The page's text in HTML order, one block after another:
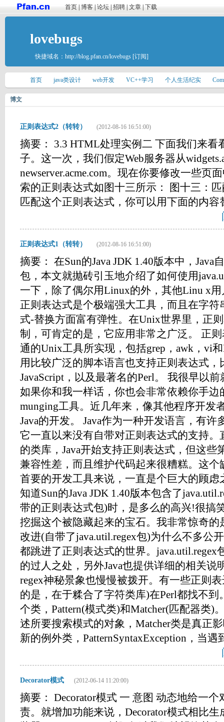
首页 博客 论坛 招聘 文章 下载
lovebugs
快捷域名： http://blog.pfan.cn/lovebugs [订阅]
首页 java类设计 web开发 VC++学习 个人生活纪实
博文
正则表达式2（转转） (2012-08-16 16:51:00)
摘要： 3.3 HTML处理实例二 下面我们来看
子。这一次，我们假定Web服务器从
newserver.acme.com。现在你要修改一些页
索的正则表达式如图十三所示： 图十三：
匹配这个正则表达式，你可以用下面的内容
正则表达式1（转转） (2012-08-16 16:51:00)
摘要： 在Sun的Java JDK 1.40版本中，Java
包，本文就抛砖引玉地介绍了如何使用
一下，除了偶尔用Linux的外，其他Linu x
正则表达式是个极端强大工具，而且在字
式-替换方面富有弹性。在Unix世界里，正
制，可肯定的是，它应用非常之广泛。 正
通的Unix工具所实现，包括grep，awk，vi
用比较广泛的脚本语言也支持正则表达式，
JavaScript，以及最著名的Perl。 我很早以
如果你和我一样话，你也会非常依赖你手边
munging工具。近几年来，像其他程序开发
Java的开发。 Java作为一种开发语言，有
它一直以来没有自带对正则表达式的支持
的类库，Java开始支持正则表达式，但这些
兼容性差，而且维护代码起来很糟糕。这个
首要的开发工具来说，一直是个巨大的顾
知道Sun的Java JDK 1.40版本包含了
带的正则表达式包)时，是多么的高兴!很搞
挖掘这个被隐藏起来的宝石。我非常惊奇的
改进(自带了java.util.regex包)为什么不多公
都跳进了正则表达式的世界。java.util.regex
的过人之处，另外Java也提供详细的相关说
regex神秘景象也慢慢被拨开。有一些正则
的是，在于糅合了字符类库)在Perl都找不到
个类，Pattern(模式类)和Matcher(匹配器类)
述所要搜索模式的对象，Matcher类是真正
新的例外类，PatternSyntaxException，当遇
Decorator模式 (2012-06-14 11:20:00)
摘要： Decorator模式 一 意图 动态地给一
责。就增加功能来说，Decorator模式相比